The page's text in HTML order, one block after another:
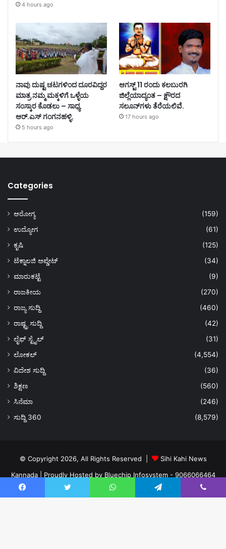
4 hours ago
ನಾವು ದುಷ್ಟ ಚಟಗಳಿಂದ ದೂರವಿದ್ದರ
ಮಾತ್ರ ನಮ್ಮ ಮಕ್ಕಳಿಗೆ ಒಳ್ಳೆಯ
ಸಂಸ್ಕಾರ ಕೊಡಲು – ಸಾಧ್ಯ
ಆರ್.ಎಸ್ ಗಂಗನಹಳ್ಳಿ.
5 hours ago
ಆಗಸ್ಟ್ 11 ರಂದು ಕಲಬುರಗಿ
ಜಿಲ್ಲೆಯಾದ್ಯಂತ – ಕ್ಷೌರದ
ಸಲೂನ್‌ಗಳು ತೆರೆಯಲಿವೆ.
17 hours ago
Categories
ಆರೋಗ್ಯ
(159)
ಉದ್ಯೋಗ
(61)
ಕೃಷಿ
(125)
ಟೆಕ್ನಾಲಜಿ ಅಪ್ಡೇಟ್
(34)
ಮಾರುಕಟ್ಟೆ
(9)
ರಾಜಕೀಯ
(270)
ರಾಜ್ಯ ಸುದ್ದಿ
(460)
ರಾಷ್ಟ್ರ ಸುದ್ದಿ
(42)
ಲೈಫ್ ಸ್ಟೈಲ್
(31)
ಲೋಕಲ್
(4,554)
ವಿದೇಶ ಸುದ್ದಿ
(36)
ಶಿಕ್ಷಣ
(560)
ಸಿನೆಮಾ
(246)
ಸುದ್ದಿ 360
(8,579)
© Copyright 2026, All Rights Reserved |
Sihi Kahi News
Kannada| Proudly Hosted by Bluechip Infosystem - 9066066464
About US
Privacy Policy Ads Policy
Terms and Conditions
Facebook Twitter WhatsApp Telegram Viber